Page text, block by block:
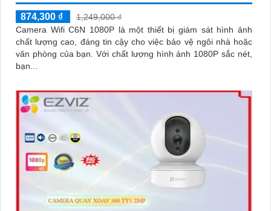
874,300 ₫
1,249,000 ₫
Camera Wifi C6N 1080P là một thiết bị giám sát hình ảnh
chất lượng cao, đáng tin cậy cho việc bảo vệ ngôi nhà hoặc
văn phòng của bạn. Với chất lượng hình ảnh 1080P sắc nét,
bạn...